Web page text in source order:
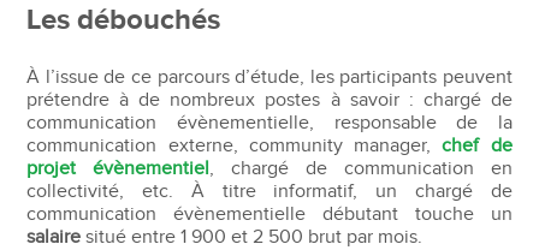
Les débouchés
À l’issue de ce parcours d’étude, les participants peuvent
prétendre à de nombreux postes à savoir : chargé de
communication évènementielle, responsable de la
communication externe, community manager,chef de
projet évènementiel, chargé de communication en
collectivité, etc. À titre informatif, un chargé de
communication évènementielle débutant touche un
salairesitué entre 1 900 et 2 500 brut par mois.